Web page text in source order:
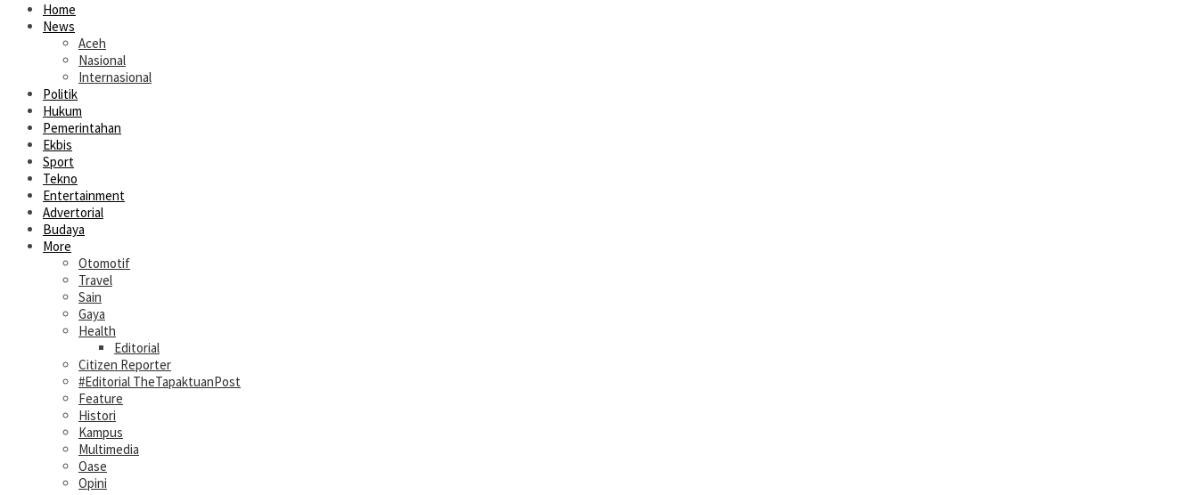
Home
News
Aceh
Nasional
Internasional
Politik
Hukum
Pemerintahan
Ekbis
Sport
Tekno
Entertainment
Advertorial
Budaya
More
Otomotif
Travel
Sain
Gaya
Health
Editorial
Citizen Reporter
#Editorial TheTapaktuanPost
Feature
Histori
Kampus
Multimedia
Oase
Opini